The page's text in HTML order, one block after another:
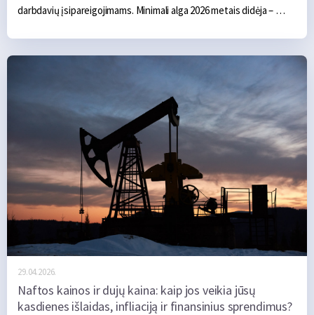
darbdavių įsipareigojimams. Minimali alga 2026 metais didėja –
kuris žymi MMA dydį ir yra atskaitos taškas tiek mokesčių
apskaičiavimui, tiek darbuotojų finansinei situacijai. Tai yra
reikšmingas pokytis, palyginti su 2025 metais galiojusiais dydžiais,
kai MMA buvo 1 038 eurų, o valandinis tarifas – 6,35 eurus. Šis
pokytis atsiranda dėl vyriausybės sprendimų ir infliacijos, todėl
MMA didėja iki 1 153 eurų.
29.04.2026.
Naftos kainos ir dujų kaina: kaip jos veikia jūsų
kasdienes išlaidas, infliaciją ir finansinius sprendimus?